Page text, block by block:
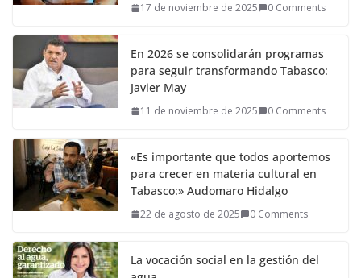
17 de noviembre de 2025 0 Comments
En 2026 se consolidarán programas
para seguir transformando Tabasco:
Javier May
11 de noviembre de 2025 0 Comments
«Es importante que todos aportemos
para crecer en materia cultural en
Tabasco:» Audomaro Hidalgo
22 de agosto de 2025 0 Comments
La vocación social en la gestión del